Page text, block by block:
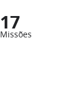
17
Missões